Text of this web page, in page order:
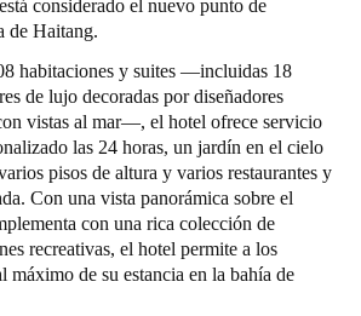
considerado el nuevo punto de
de Haitang.
habitaciones y suites —incluidas 18
de lujo decoradas por diseñadores
vistas al mar—, el hotel ofrece servicio
las 24 horas, un jardín en el cielo
pisos de altura y varios restaurantes y
Con una vista panorámica sobre el
con una rica colección de
recreativas, el hotel permite a los
máximo de su estancia en la bahía de